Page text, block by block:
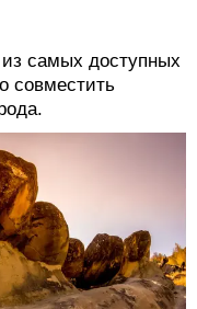
самых доступных
совместить